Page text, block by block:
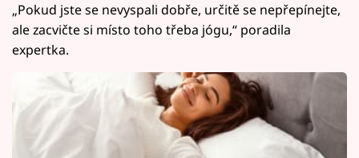
„Pokud jste se nevyspali dobře, určitě se nepřepínejte,
ale zacvičte si místo toho třeba jógu,“ poradila
expertka.